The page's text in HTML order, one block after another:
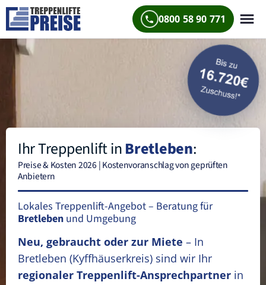
0800 58 90 771
Ihr Treppenlift inBretleben:
Preise & Kosten 2026 | Kostenvoranschlag von geprüften
Anbietern
Lokales Treppenlift-Angebot – Beratung für
Bretleben und Umgebung
Neu, gebraucht oder zur Miete – In
Bretleben (Kyffhäuserkreis) sind wir Ihr
regionaler Treppenlift-Ansprechpartner in